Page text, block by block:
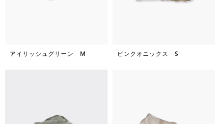
アイリッシュグリーン M ピンクオニックス S